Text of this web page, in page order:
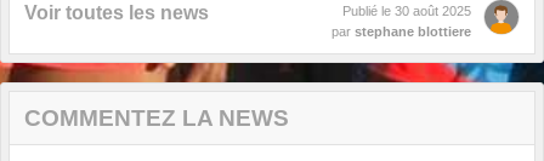
Voir toutes les news Publié le 30 août 2025
par stephane blottiere
COMMENTEZ LA NEWS